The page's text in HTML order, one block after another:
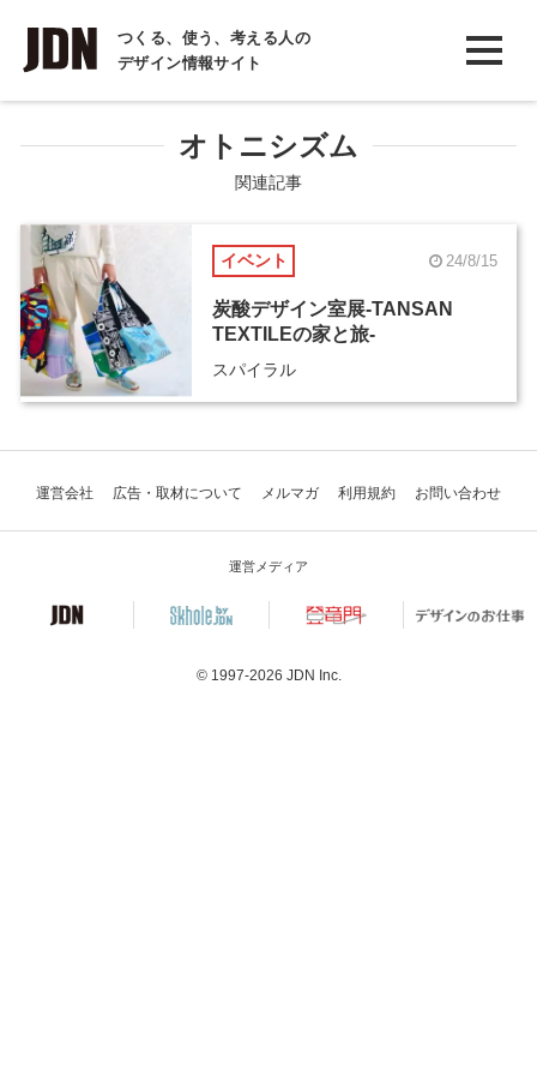
つくる、使う、考える人の
デザイン情報サイト
INTERVIEW
インタビュー
REPORT
COLUMN
コラム
オトニシズム
関連記事
イベント 24/8/15
炭酸デザイン室展-TANSAN
TEXTILEの家と旅-
スパイラル
運営会社 広告・取材について メルマガ 利用規約 お問い合わせ
運営メディア
© 1997-2026 JDN Inc.